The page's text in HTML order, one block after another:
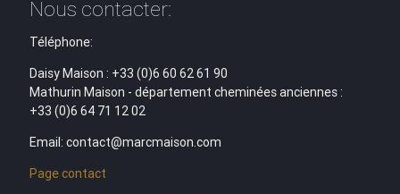
Nous contacter:
Téléphone:
Daisy Maison : +33 (0)6 60 62 61 90
Mathurin Maison - département cheminées anciennes :
+33 (0)6 64 71 12 02
Email: contact@marcmaison.com
Page contact